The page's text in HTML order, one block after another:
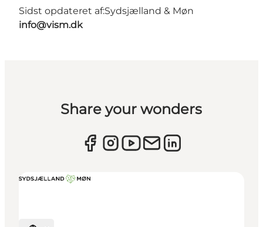
Sidst opdateret af:Sydsjælland & Møn
info@vism.dk
Share your wonders